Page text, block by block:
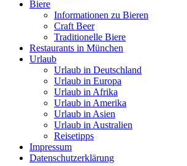
Biere
Informationen zu Bieren
Craft Beer
Traditionelle Biere
Restaurants in München
Urlaub
Urlaub in Deutschland
Urlaub in Europa
Urlaub in Afrika
Urlaub in Amerika
Urlaub in Asien
Urlaub in Australien
Reisetipps
Impressum
Datenschutzerklärung